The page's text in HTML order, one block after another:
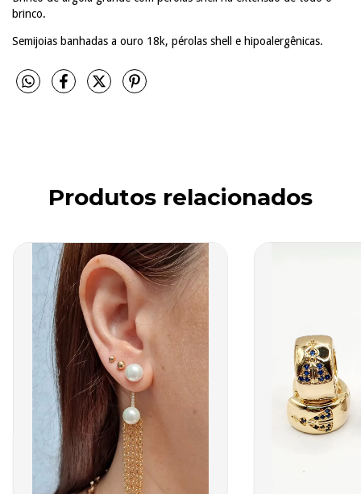
brinco.
Semijoias banhadas a ouro 18k, pérolas shell e hipoalergênicas.
Produtos relacionados